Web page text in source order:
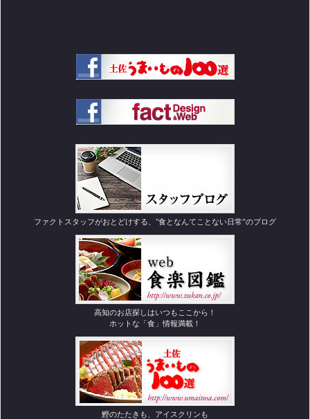
ファクトスタッフがおとどけする、"食となんてことない日常”のブログ
高知のお店探しはいつもここから！
ホットな「食」情報満載！
鰹のたたきも、アイスクリンも